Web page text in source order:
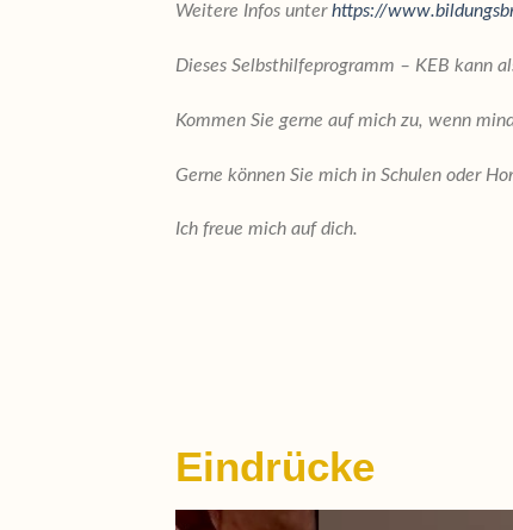
Weitere Infos unterhttps://
Dieses Selbsthilfeprogramm – KEB kann
Kommen Sie gerne auf mich zu, wenn
Gerne können Sie mich in Schulen oder
Ich freue mich auf dich.
Eindrücke